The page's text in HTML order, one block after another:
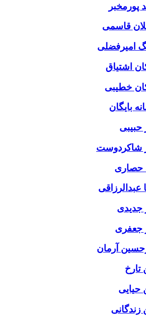
پورمخبر
قاسمی
امیرفضلی
اشتیاق
خطیبی
بایگان
حبیبی
شاکردوست
حصاری
عبدالرزاقی
جدیدی
جعفری
آرمان
تارخ
حیایی
زندگانی